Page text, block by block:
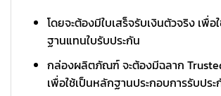
โดยจะต้องมีใบเสร็จรับเงินตัวจริง เพื่อ
ฐานแทนใบรับประกัน
กล่องผลิตภัณฑ์ จะต้องมีฉลาก
เพื่อใช้เป็นหลักฐานประกอบการรับปร